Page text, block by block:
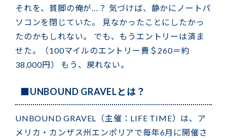
それを、貧脚の俺が…？ 気づけば、静かにノートパ
ソコンを閉じていた。 見なかったことにしたかっ
たのかもしれない。 でも、もうエントリーは済ま
せた。（100マイルのエントリー費＄260＝約
38,000円） もう、戻れない。
■UNBOUND GRAVELとは？
UNBOUND GRAVEL（主催：LIFE TIME）は、ア
メリカ・カンザス州エンポリアで毎年6月に開催さ